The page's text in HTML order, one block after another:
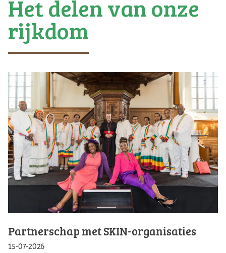
Het delen van onze
rijkdom
Partnerschap met SKIN-organisaties
15-07-2026